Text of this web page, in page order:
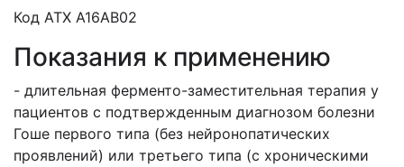
Код АТХ А16АВ02
Показания к применению
- длительная ферменто-заместительная терапия у
пациентов с подтвержденным диагнозом болезни
Гоше первого типа (без нейронопатических
проявлений) или третьего типа (с хроническими